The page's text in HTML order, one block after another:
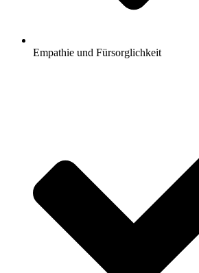
Empathie und Fürsorglichkeit